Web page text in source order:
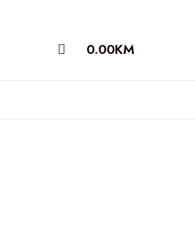
0.00KM